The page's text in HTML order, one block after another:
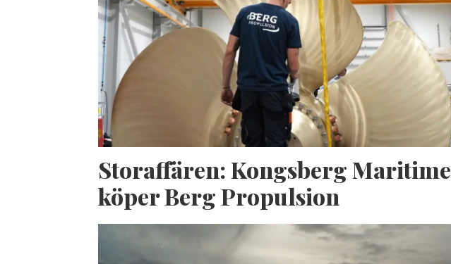
Storaffären: Kongsberg Maritime
köper Berg Propulsion